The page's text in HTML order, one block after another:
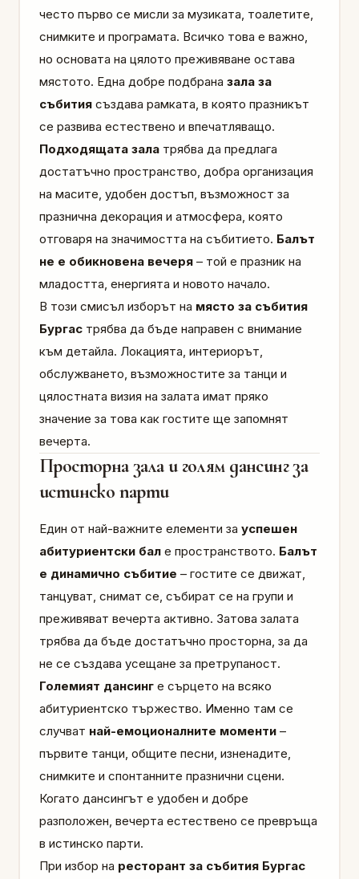
често първо се мисли за музиката, тоалетите,
снимките и програмата. Всичко това е важно,
но основата на цялото преживяване остава
мястото. Една добре подбрана зала за
събития създава рамката, в която празникът
се развива естествено и впечатляващо.
Подходящата зала трябва да предлага
достатъчно пространство, добра организация
на масите, удобен достъп, възможност за
празнична декорация и атмосфера, която
отговаря на значимостта на събитието. Балът
не е обикновена вечеря – той е празник на
младостта, енергията и новото начало.
В този смисъл изборът на място за събития
Бургас трябва да бъде направен с внимание
към детайла. Локацията, интериорът,
обслужването, възможностите за танци и
цялостната визия на залата имат пряко
значение за това как гостите ще запомнят
вечерта.
Просторна зала и голям дансинг за
истинско парти
Един от най-важните елементи за успешен
абитуриентски бал е пространството. Балът
е динамично събитие – гостите се движат,
танцуват, снимат се, събират се на групи и
преживяват вечерта активно. Затова залата
трябва да бъде достатъчно просторна, за да
не се създава усещане за претрупаност.
Големият дансинг е сърцето на всяко
абитуриентско тържество. Именно там се
случват най-емоционалните моменти –
първите танци, общите песни, изненадите,
снимките и спонтанните празнични сцени.
Когато дансингът е удобен и добре
разположен, вечерта естествено се превръща
в истинско парти.
При избор на ресторант за събития Бургас